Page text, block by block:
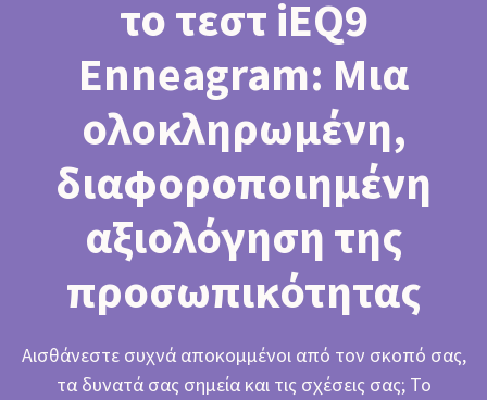
το τεστ iEQ9
Enneagram: Μια
ολοκληρωμένη,
διαφοροποιημένη
αξιολόγηση της
προσωπικότητας
Αισθάνεστε συχνά αποκομμένοι από τον σκοπό σας,
τα δυνατά σας σημεία και τις σχέσεις σας; Το